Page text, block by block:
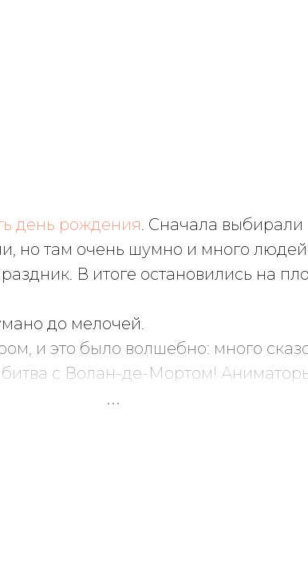
день рождения. Сначала
но там очень шумно и много
В итоге остановились на
до мелочей.
и это было волшебно: много
с Волан-де-Мортом!
весело. Особенно порадовало,